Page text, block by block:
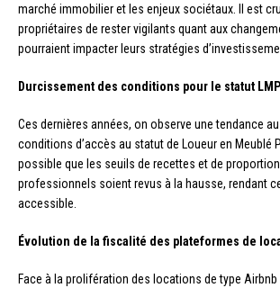
marché immobilier et les enjeux sociétaux. Il est
propriétaires de rester vigilants quant aux
pourraient impacter leurs stratégies
Durcissement des conditions pour le statut LMP
Ces dernières années, on observe une tendance
conditions d’accès au statut de Loueur en Meublé
possible que les seuils de recettes et de
professionnels soient revus à la hausse, rendant
accessible.
Évolution de la fiscalité des plateformes de
Face à la prolifération des locations de type